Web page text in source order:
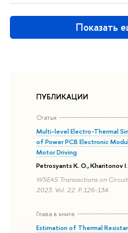
ПУБЛИКАЦИИ
Статья
Multi-level Electro-Thermal
of Power PCB Electronic
Motor Driving
Petrosyants K. O., Kharitonov
WSEAS Transactions on
2023. Vol. 22. P. 126-134.
Глава в книге
Estimation of Thermal
Показать